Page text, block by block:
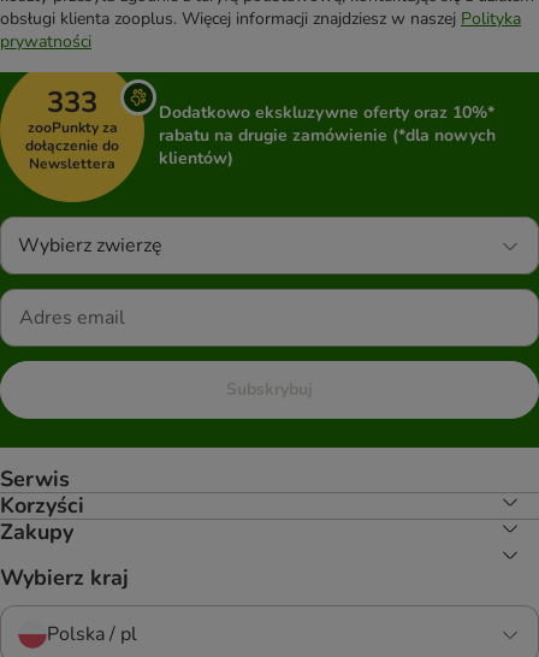
obsługi klienta zooplus. Więcej informacji znajdziesz w naszej Polityka
prywatności
333
zooPunkty za
dołączenie do
Newslettera
Dodatkowo ekskluzywne oferty oraz 10%*
rabatu na drugie zamówienie (*dla nowych
klientów)
Wybierz zwierzę
Subskrybuj
Serwis
Korzyści
Zakupy
Wybierz kraj
Polska / pl